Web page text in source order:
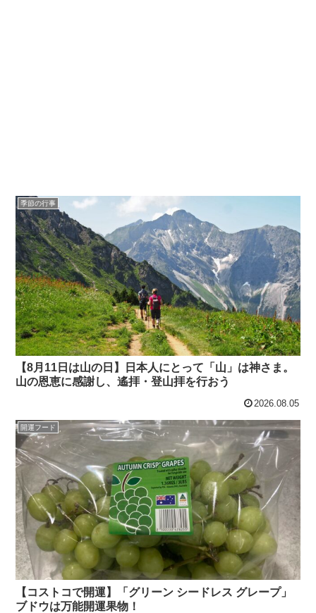
季節の行事
【8月11日は山の日】日本人にとって「山」は神さま。
山の恩恵に感謝し、遙拝・登山拝を行おう
2026.08.05
開運フード
【コストコで開運】「グリーン シードレス グレープ」
ブドウは万能開運果物！